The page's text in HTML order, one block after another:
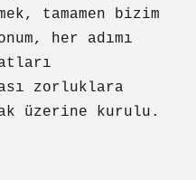
tamamen bizim
her adımı
zorluklara
üzerine kurulu.